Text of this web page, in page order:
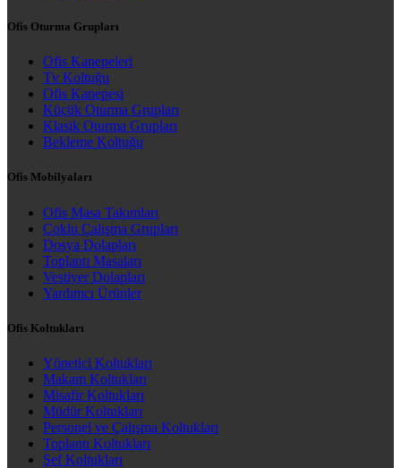
Ofis Oturma Grupları
Ofis Kanepeleri
Tv Koltuğu
Ofis Kanepesi
Küçük Oturma Grupları
Klasik Oturma Grupları
Bekleme Koltuğu
Ofis Mobilyaları
Ofis Masa Takımları
Çoklu Çalışma Grupları
Dosya Dolapları
Toplantı Masaları
Vestiyer Dolapları
Yardımcı Ürünler
Ofis Koltukları
Yönetici Koltukları
Makam Koltukları
Misafir Koltukları
Müdür Koltukları
Personel ve Çalışma Koltukları
Toplantı Koltukları
Şef Koltukları